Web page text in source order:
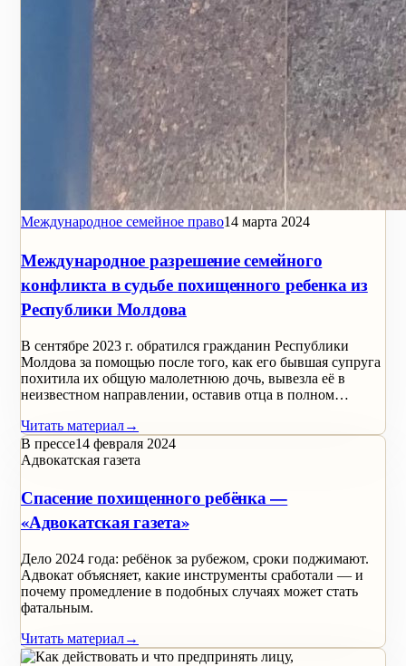
Международное семейное право14 марта 2024
Международное разрешение семейного
конфликта в судьбе похищенного ребенка из
Республики Молдова
В сентябре 2023 г. обратился гражданин Республики
Молдова за помощью после того, как его бывшая супруга
похитила их общую малолетнюю дочь, вывезла её в
неизвестном направлении, оставив отца в полном…
Читать материал→
В прессе14 февраля 2024
Адвокатская газета
Спасение похищенного ребёнка —
«Адвокатская газета»
Дело 2024 года: ребёнок за рубежом, сроки поджимают.
Адвокат объясняет, какие инструменты сработали — и
почему промедление в подобных случаях может стать
фатальным.
Читать материал→